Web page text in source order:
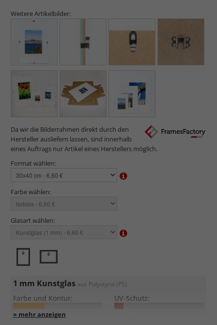
Weitere Artikelbilder:
Da wir die Bilderrahmen direkt durch den
Hersteller ausliefern lassen, sind innerhalb
eines Auftrags nur Artikel eines Herstellers möglich.
Format wählen:
Farbe wählen:
Glasart wählen:
1 mm Kunstglas aus Polystyrol (PS)
Farbe und Kontur: UV-Schutz:
Entspiegelung: